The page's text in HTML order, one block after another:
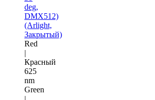
deg,
DMX512)
(Arlight,
Закрытый)
Red
|
Красный
625
nm
Green